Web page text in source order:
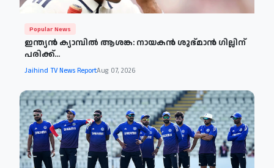
Popular News
ഇന്ത്യൻ ക്യാമ്പിൽ ആശങ്ക: നായകൻ ശുഭ്മാൻ ഗില്ലിന്
പരിക്ക്...
Jaihind TV News ReportAug 07, 2026